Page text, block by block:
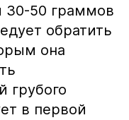
30-50 граммов
обратить
она
грубого
в первой